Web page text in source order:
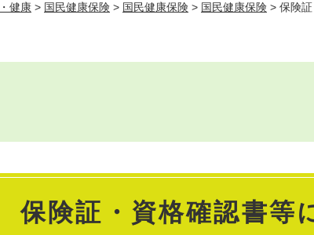
健康 > 国民健康保険 > 国民健康保険 > 国民健康保険 > 保険
保険証・資格確認書等